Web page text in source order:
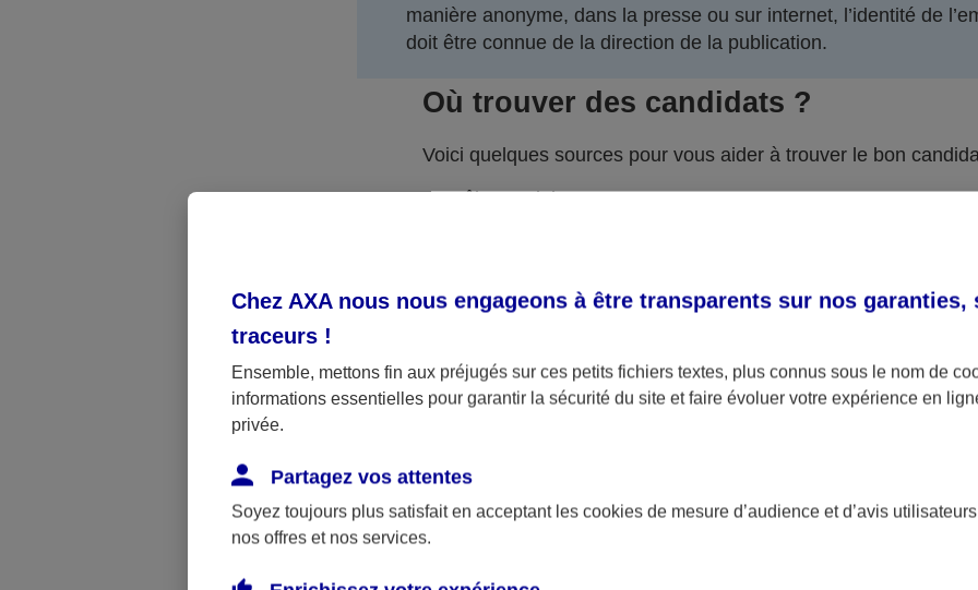
manière anonyme, dans la presse ou sur internet, l’identité de
doit être connue de la direction de la publication.
Où trouver des candidats ?
Voici quelques sources pour vous aider à trouver le bon
Pôle Emploi,
Réseaux sociaux : Facebook, LinkedIn, Viadeo...
Recherches à travers des blogs, forums et salons liés à votre
secteur d’activité
professionnalisation)
Entreprises spécialisées : Manpower, Michael Page, Hays,
Chez AXA nous nous engageons à être transparents sur nos garanties,
traceurs !
Ensemble, mettons fin aux préjugés sur ces petits fichiers textes, plus connus sous le nom de
informations essentielles pour garantir la sécurité du site et faire évoluer votre expérience en
privée.
Partagez vos attentes
Soyez toujours plus satisfait en acceptant les cookies de mesure d’audience et d’avis
nos offres et nos services.